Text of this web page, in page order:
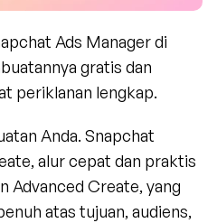
gratis dan
periklanan lengkap.
Anda. Snapchat
alur cepat dan praktis
Advanced Create, yang
atas tujuan, audiens,